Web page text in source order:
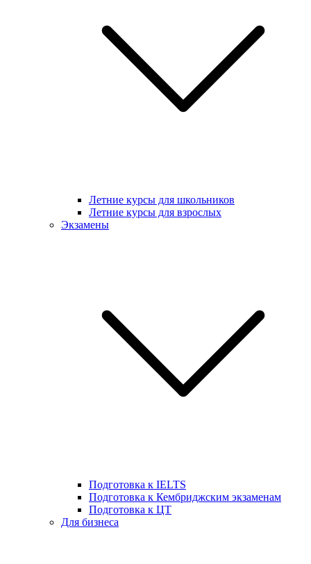
Летние курсы для школьников
Летние курсы для взрослых
Экзамены
Подготовка к IELTS
Подготовка к Кембриджским экзаменам
Подготовка к ЦТ
Для бизнеса